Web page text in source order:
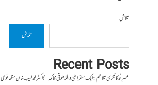
تلاش
تلاش
Recent Posts
عصرِ نو کا فکری تلاطم: ایک سقراطی و افلاطونی محاکمہ – ڈاکٹر محمد طیب خان سنگھانوی